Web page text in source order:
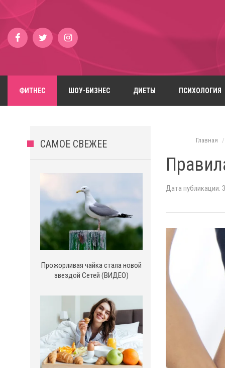
ФИТНЕС ШОУ-БИЗНЕС ДИЕТЫ ПСИХОЛОГИЯ
САМОЕ СВЕЖЕЕ
Прожорливая чайка стала новой
звездой Сетей (ВИДЕО)
Главная
Дата публикации: